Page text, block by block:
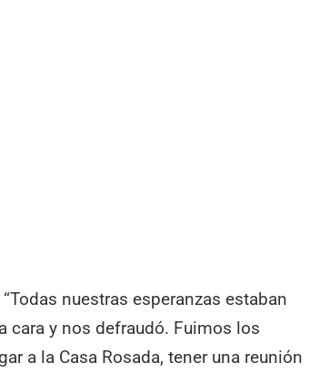
nuestras esperanzas estaban
cara y nos defraudó. Fuimos los
a la Casa Rosada, tener una reunión